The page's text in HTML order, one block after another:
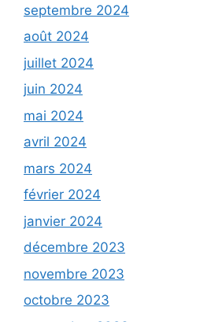
septembre 2024
août 2024
juillet 2024
juin 2024
mai 2024
avril 2024
mars 2024
février 2024
janvier 2024
décembre 2023
novembre 2023
octobre 2023